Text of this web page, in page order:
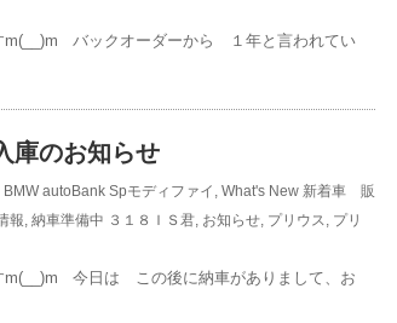
バックオーダーから １年と言われてい
庫のお知らせ
BMW autoBank Spモディファイ What's New 新着車 販
報 納車準備中 ３１８ＩＳ君 お知らせ プリウス
プリ
今日は この後に納車がありまして、お